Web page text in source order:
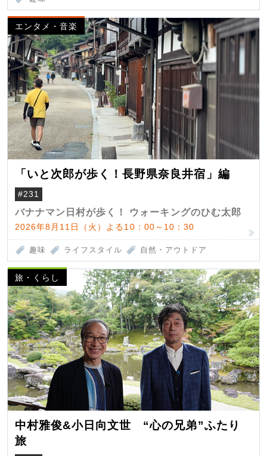
エンタメ・音楽
「いと次郎が歩く！長野県奈良井宿」編
#231
バナナマン日村が歩く！ ウォーキングのひむ太郎
2026年8月11日（火）よる10：00～10：30
趣味 ライフスタイル 自然・アウトドア
旅・くらし
中村雅俊&小日向文世 “心の兄弟”ふたり
旅